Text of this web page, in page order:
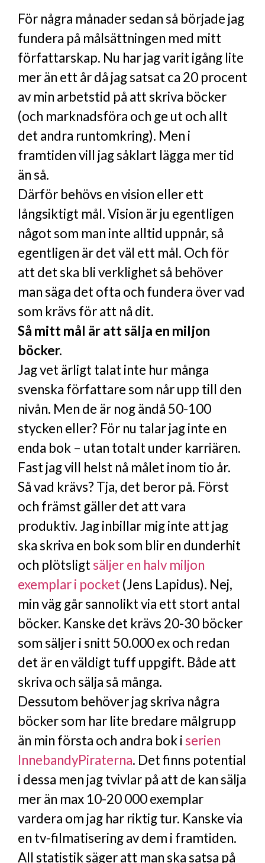
För några månader sedan så började jag
fundera på målsättningen med mitt
författarskap. Nu har jag varit igång lite
mer än ett år då jag satsat ca 20 procent
av min arbetstid på att skriva böcker
(och marknadsföra och ge ut och allt
det andra runtomkring). Men i
framtiden vill jag såklart lägga mer tid
än så.
Därför behövs en vision eller ett
långsiktigt mål. Vision är ju egentligen
något som man inte alltid uppnår, så
egentligen är det väl ett mål. Och för
att det ska bli verklighet så behöver
man säga det ofta och fundera över vad
som krävs för att nå dit.
Så mitt mål är att sälja en miljon
böcker.
Jag vet ärligt talat inte hur många
svenska författare som når upp till den
nivån. Men de är nog ändå 50-100
stycken eller? För nu talar jag inte en
enda bok – utan totalt under karriären.
Fast jag vill helst nå målet inom tio år.
Så vad krävs? Tja, det beror på. Först
och främst gäller det att vara
produktiv. Jag inbillar mig inte att jag
ska skriva en bok som blir en dunderhit
och plötsligtsäljer en halv miljon
exemplar i pocket (Jens Lapidus). Nej,
min väg går sannolikt via ett stort antal
böcker. Kanske det krävs 20-30 böcker
som säljer i snitt 50.000 ex och redan
det är en väldigt tuff uppgift. Både att
skriva och sälja så många.
Dessutom behöver jag skriva några
böcker som har lite bredare målgrupp
än min första och andra bok iserien
InnebandyPiraterna. Det finns potential
i dessa men jag tvivlar på att de kan sälja
mer än max 10-20 000 exemplar
vardera om jag har riktig tur. Kanske via
en tv-filmatisering av dem i framtiden.
All statistik säger att man ska satsa på